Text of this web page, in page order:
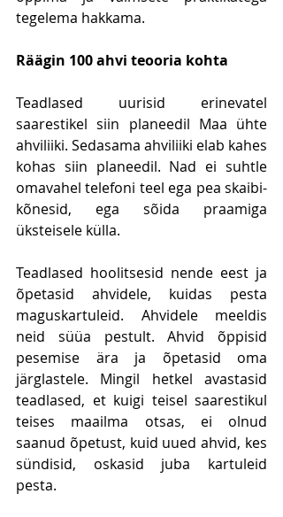
tegelema hakkama.
Räägin 100 ahvi teooria kohta
Teadlased uurisid erinevatel
saarestikel siin planeedil Maa ühte
ahviliiki. Sedasama ahviliiki elab kahes
kohas siin planeedil. Nad ei suhtle
omavahel telefoni teel ega pea skaibi-
kõnesid, ega sõida praamiga
üksteisele külla.
Teadlased hoolitsesid nende eest ja
õpetasid ahvidele, kuidas pesta
maguskartuleid. Ahvidele meeldis
neid süüa pestult. Ahvid õppisid
pesemise ära ja õpetasid oma
järglastele. Mingil hetkel avastasid
teadlased, et kuigi teisel saarestikul
teises maailma otsas, ei olnud
saanud õpetust, kuid uued ahvid, kes
sündisid, oskasid juba kartuleid
pesta.